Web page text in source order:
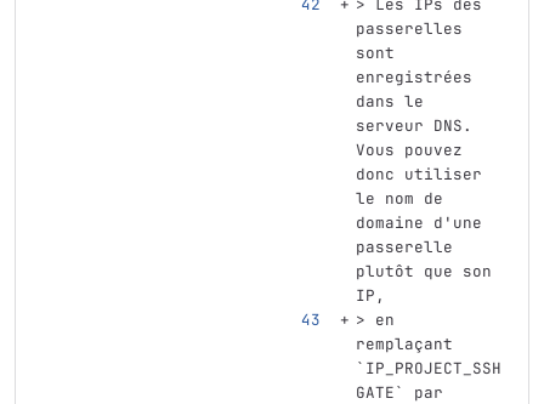
> Les IPs des
passerelles
sont
enregistrées
dans le
serveur DNS.
Vous pouvez
donc utiliser
le nom de
domaine d'une
passerelle
plutôt que son
IP,
> en
remplaçant
`IP_PROJECT_SSH
GATE` par